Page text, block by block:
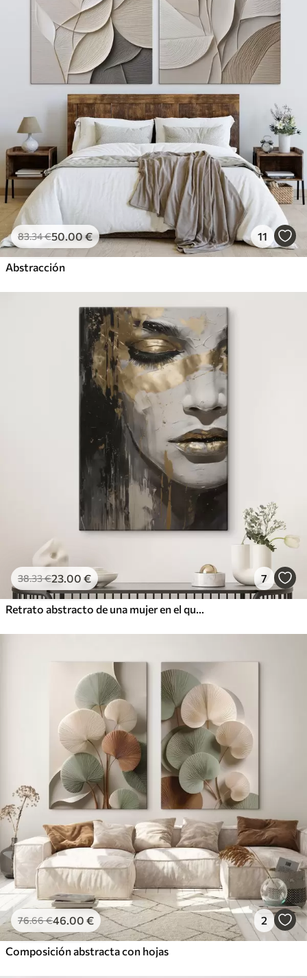
83.34€50.00€ 11
Abstracción
38.33€23.00 € 7
Retrato abstracto de una mujer en el que destacan los ojos y los labios cerrados, realizado en tonos blanco y negro con dinámicas pinceladas de colores cálidos
76.66€46.00 € 2
Composición abstracta con hojas